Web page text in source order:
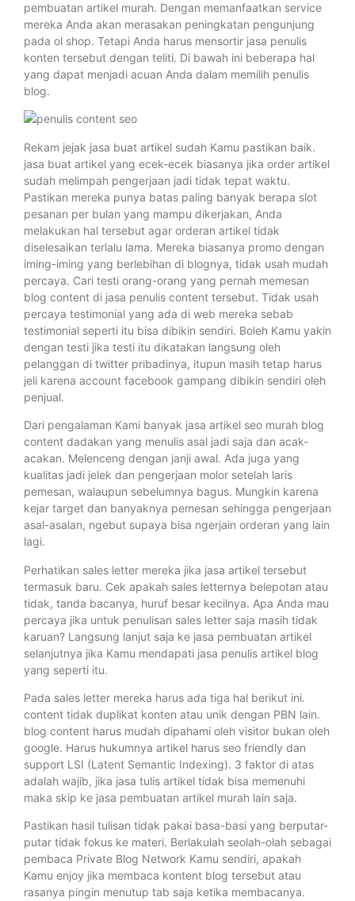
pembuatan artikel murah. Dengan memanfaatkan service
mereka Anda akan merasakan peningkatan pengunjung
pada ol shop. Tetapi Anda harus mensortir jasa penulis
konten tersebut dengan teliti. Di bawah ini beberapa hal
yang dapat menjadi acuan Anda dalam memilih penulis
blog.
Rekam jejak jasa buat artikel sudah Kamu pastikan baik.
jasa buat artikel yang ecek-ecek biasanya jika order artikel
sudah melimpah pengerjaan jadi tidak tepat waktu.
Pastikan mereka punya batas paling banyak berapa slot
pesanan per bulan yang mampu dikerjakan, Anda
melakukan hal tersebut agar orderan artikel tidak
diselesaikan terlalu lama. Mereka biasanya promo dengan
iming-iming yang berlebihan di blognya, tidak usah mudah
percaya. Cari testi orang-orang yang pernah memesan
blog content di jasa penulis content tersebut. Tidak usah
percaya testimonial yang ada di web mereka sebab
testimonial seperti itu bisa dibikin sendiri. Boleh Kamu yakin
dengan testi jika testi itu dikatakan langsung oleh
pelanggan di twitter pribadinya, itupun masih tetap harus
jeli karena account facebook gampang dibikin sendiri oleh
penjual.
Dari pengalaman Kami banyak jasa artikel seo murah blog
content dadakan yang menulis asal jadi saja dan acak-
acakan. Melenceng dengan janji awal. Ada juga yang
kualitas jadi jelek dan pengerjaan molor setelah laris
pemesan, walaupun sebelumnya bagus. Mungkin karena
kejar target dan banyaknya pemesan sehingga pengerjaan
asal-asalan, ngebut supaya bisa ngerjain orderan yang lain
lagi.
Perhatikan sales letter mereka jika jasa artikel tersebut
termasuk baru. Cek apakah sales letternya belepotan atau
tidak, tanda bacanya, huruf besar kecilnya. Apa Anda mau
percaya jika untuk penulisan sales letter saja masih tidak
karuan? Langsung lanjut saja ke jasa pembuatan artikel
selanjutnya jika Kamu mendapati jasa penulis artikel blog
yang seperti itu.
Pada sales letter mereka harus ada tiga hal berikut ini.
content tidak duplikat konten atau unik dengan PBN lain.
blog content harus mudah dipahami oleh visitor bukan oleh
google. Harus hukumnya artikel harus seo friendly dan
support LSI (Latent Semantic Indexing). 3 faktor di atas
adalah wajib, jika jasa tulis artikel tidak bisa memenuhi
maka skip ke jasa pembuatan artikel murah lain saja.
Pastikan hasil tulisan tidak pakai basa-basi yang berputar-
putar tidak fokus ke materi. Berlakulah seolah-olah sebagai
pembaca Private Blog Network Kamu sendiri, apakah
Kamu enjoy jika membaca kontent blog tersebut atau
rasanya pingin menutup tab saja ketika membacanya.